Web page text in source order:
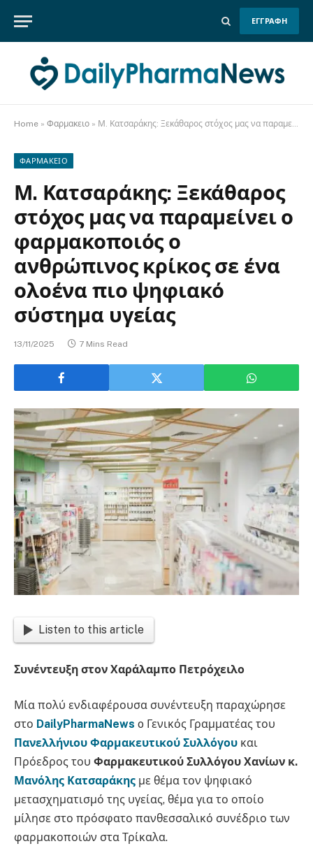
ΕΓΓΡΑΦΗ
Home » Φαρμακειο » Μ. Κατσαράκης: Ξεκάθαρος στόχος μας να παραμείνει ο φαρμακοποιός ο ανθρώπινος κρίκος σε ένα ολοένα πιο ψηφιακό σύστημα υγείας
ΦΑΡΜΑΚΕΙΟ
Μ. Κατσαράκης: Ξεκάθαρος
στόχος μας να παραμείνει ο
φαρμακοποιός ο
ανθρώπινος κρίκος σε ένα
ολοένα πιο ψηφιακό
σύστημα υγείας
13/11/2025 7 Mins Read
Listen to this article
Συνέντευξη στον Χαράλαμπο Πετρόχειλο
Μία πολύ ενδιαφέρουσα συνέντευξη παραχώρησε
στο DailyPharmaNews o Γενικός Γραμματέας του
Πανελλήνιου Φαρμακευτικού Συλλόγου και
Πρόεδρος του Φαρμακευτικού Συλλόγου Χανίων κ.
Μανόλης Κατσαράκης με θέμα τον ψηφιακό
μετασχηματισμό της υγείας, θέμα για το οποίο
μίλησε στο πρόσφατο πανθεσσαλικό συνέδριο των
φαρμακοποιών στα Τρίκαλα.